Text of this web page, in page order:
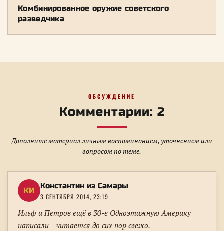
Комбинированное оружие советского
разведчика
ОБСУЖДЕНИЕ
Комментарии: 2
Дополните материал личным воспоминанием, уточнением или
вопросом по теме.
КИ Константин из Самары
3 СЕНТЯБРЯ 2014, 23:19
Ильф и Петров ещё в 30-е Одноэтажную Америку
написали – читается до сих пор свежо.